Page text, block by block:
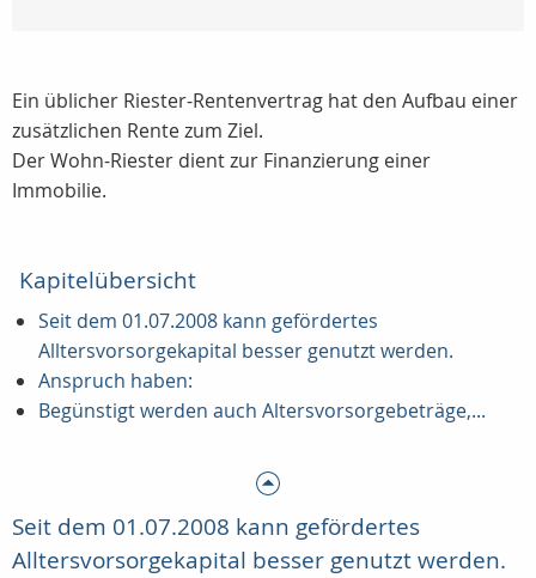
Ein üblicher Riester-Rentenvertrag hat den Aufbau einer
zusätzlichen Rente zum Ziel.
Der Wohn-Riester dient zur Finanzierung einer
Immobilie.
Kapitelübersicht
Seit dem 01.07.2008 kann gefördertes
Alltersvorsorgekapital besser genutzt werden.
Anspruch haben:
Begünstigt werden auch Altersvorsorgebeträge,...
Seit dem 01.07.2008 kann gefördertes
Alltersvorsorgekapital besser genutzt werden.